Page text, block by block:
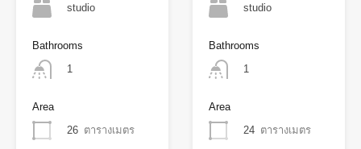
studio
Bathrooms
1
Area
26 ตารางเมตร
studio
Bathrooms
1
Area
24 ตารางเมตร